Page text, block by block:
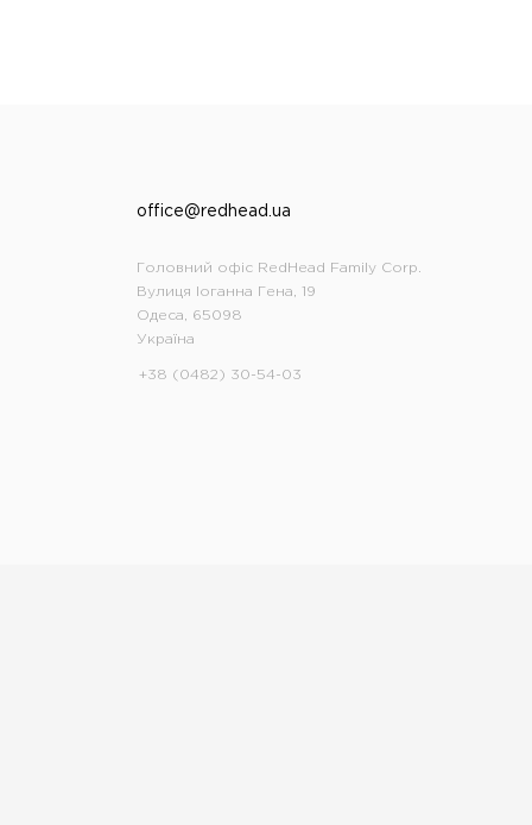
office@redhead.ua
Головний офіс RedHead Family Corp.
Вулиця Іоганна Гена, 19
Одеса, 65098
Україна
+38 (0482) 30-54-03